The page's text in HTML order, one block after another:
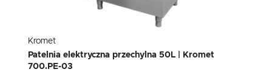
Kromet
Patelnia elektryczna przechylna 50L | Kromet
700.PE-03